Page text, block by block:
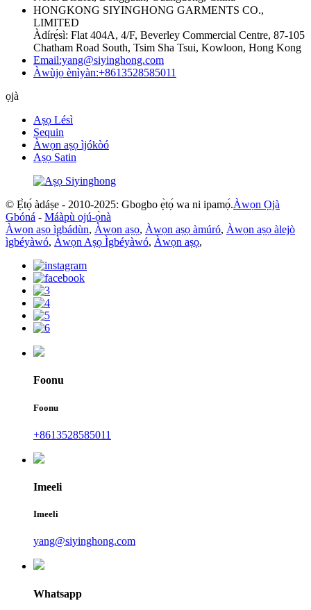
HONGKONG SIYINGHONG GARMENTS CO.,
LIMITED
Àdírẹ́sì: Flat 404A, 4/F, Beverley Commercial Centre, 87-105
Chatham Road South, Tsim Sha Tsui, Kowloon, Hong Kong
Email:yang@siyinghong.com
Àwùjọ ènìyàn:+8613528585011
ọjà
Aṣọ Lésì
Sequin
Àwọn aṣọ ìjókòó
Aṣọ Satin
© Ẹ̀tọ́ àdáṣe - 2010-2025: Gbogbo ẹ̀tọ́ wa ni ipamọ́.Àwọn Ọjà
Gbóná - Máàpù ojú-ọ̀nà
Àwọn aṣọ ìgbádùn, Àwọn aṣọ, Àwọn aṣọ àmúró, Àwọn aṣọ àlejò
ìgbéyàwó, Àwọn Aṣọ Ìgbéyàwó, Àwọn aṣọ,
Foonu
Foonu
+8613528585011
Imeeli
Imeeli
yang@siyinghong.com
Whatsapp